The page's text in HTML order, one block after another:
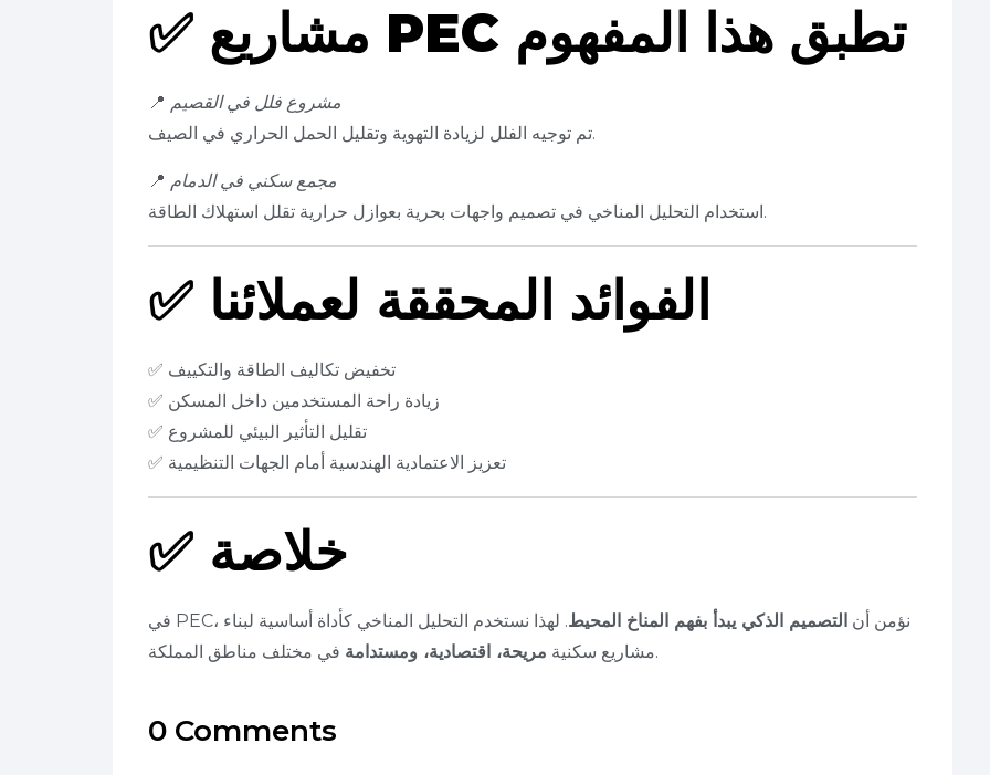
✅ مشاريع PEC تطبق هذا المفهوم
📍 مشروع فلل في القصيم
تم توجيه الفلل لزيادة التهوية وتقليل الحمل الحراري في الصيف.
📍 مجمع سكني في الدمام
استخدام التحليل المناخي في تصميم واجهات بحرية بعوازل حرارية تقلل استهلاك الطاقة.
✅ الفوائد المحققة لعملائنا
✅ تخفيض تكاليف الطاقة والتكييف
✅ زيادة راحة المستخدمين داخل المسكن
✅ تقليل التأثير البيئي للمشروع
✅ تعزيز الاعتمادية الهندسية أمام الجهات التنظيمية
✅ خلاصة
في PEC، نؤمن أن التصميم الذكي يبدأ بفهم المناخ المحيط. لهذا نستخدم التحليل المناخي كأداة أساسية لبناء
مشاريع سكنية مريحة، اقتصادية، ومستدامة في مختلف مناطق المملكة.
0 Comments